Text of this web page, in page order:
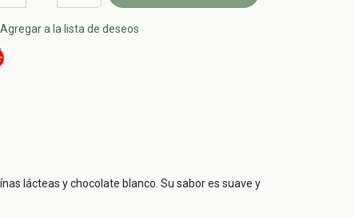
Agregar a la lista de deseos
lácteas y chocolate blanco. Su sabor es suave y